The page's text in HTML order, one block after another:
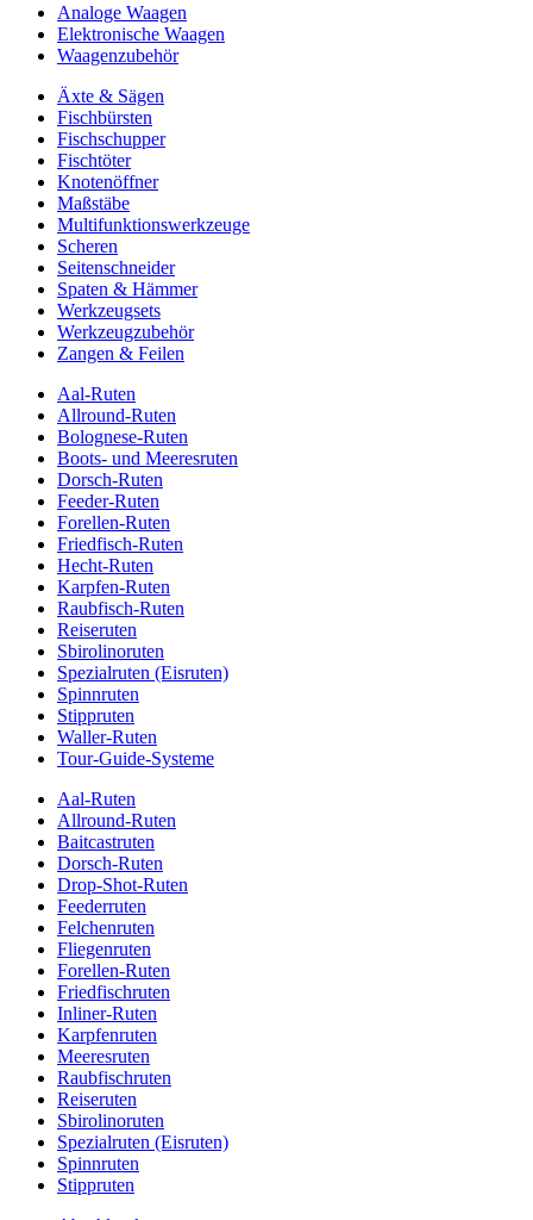
Analoge Waagen
Elektronische Waagen
Waagenzubehör
Äxte & Sägen
Fischbürsten
Fischschupper
Fischtöter
Knotenöffner
Maßstäbe
Multifunktionswerkzeuge
Scheren
Seitenschneider
Spaten & Hämmer
Werkzeugsets
Werkzeugzubehör
Zangen & Feilen
Aal-Ruten
Allround-Ruten
Bolognese-Ruten
Boots- und Meeresruten
Dorsch-Ruten
Feeder-Ruten
Forellen-Ruten
Friedfisch-Ruten
Hecht-Ruten
Karpfen-Ruten
Raubfisch-Ruten
Reiseruten
Sbirolinoruten
Spezialruten (Eisruten)
Spinnruten
Stippruten
Waller-Ruten
Tour-Guide-Systeme
Aal-Ruten
Allround-Ruten
Baitcastruten
Dorsch-Ruten
Drop-Shot-Ruten
Feederruten
Felchenruten
Fliegenruten
Forellen-Ruten
Friedfischruten
Inliner-Ruten
Karpfenruten
Meeresruten
Raubfischruten
Reiseruten
Sbirolinoruten
Spezialruten (Eisruten)
Spinnruten
Stippruten